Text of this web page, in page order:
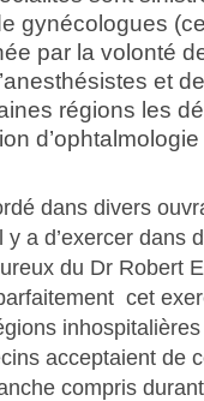
gynécologues
par la volonté
et
régions les
dans divers
a d’exercer dans
du Dr Robert
cet
acceptaient de
compris